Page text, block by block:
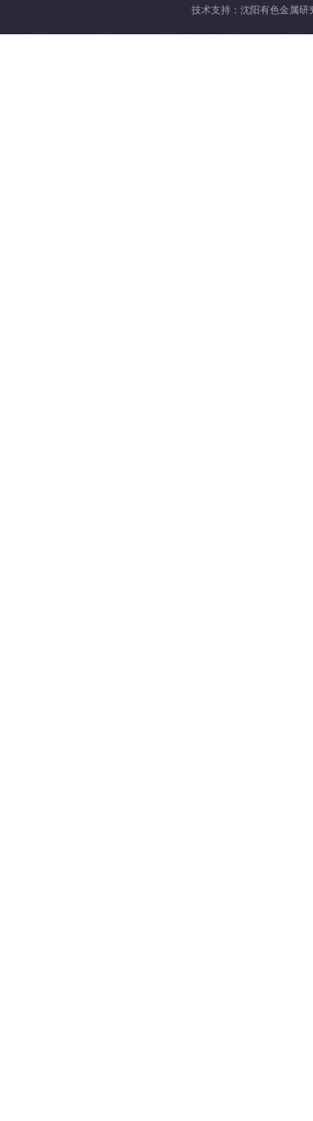
技术支持： 沈阳有色金属研